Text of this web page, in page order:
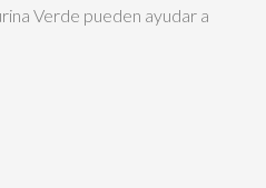
Verde pueden ayudar a